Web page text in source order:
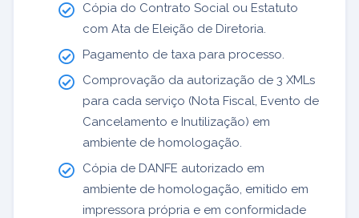
Cópia do Contrato Social ou Estatuto
com Ata de Eleição de Diretoria.
Pagamento de taxa para processo.
Comprovação da autorização de 3 XMLs
para cada serviço (Nota Fiscal, Evento de
Cancelamento e Inutilização) em
ambiente de homologação.
Cópia de DANFE autorizado em
ambiente de homologação, emitido em
impressora própria e em conformidade